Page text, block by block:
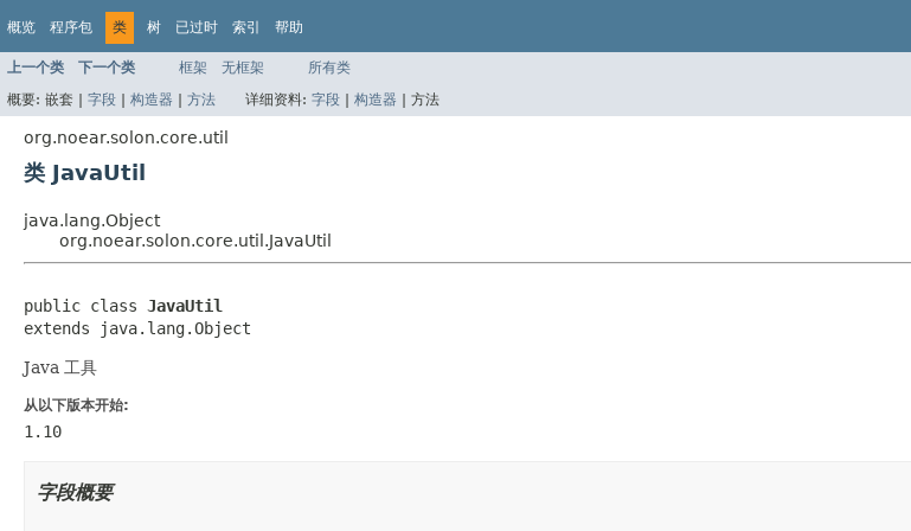
概览 程序包 类 树 已过时 索引 帮助
上一个类 下一个类 框架 无框架
所有类
概要: 嵌套 | 字段 | 构造器 | 方法 详细资料: 字段 | 构造器 | 方法
org.noear.solon.core.util
类 JavaUtil
java.lang.Object
org.noear.solon.core.util.JavaUtil
public class JavaUtil
extends java.lang.Object
Java 工具
从以下版本开始:
1.10
字段概要